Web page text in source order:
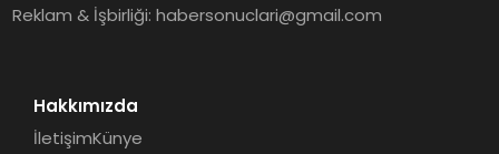
Reklam & İşbirliği:habersonuclari@gmail.com
Hakkımızda
İletişimKünye